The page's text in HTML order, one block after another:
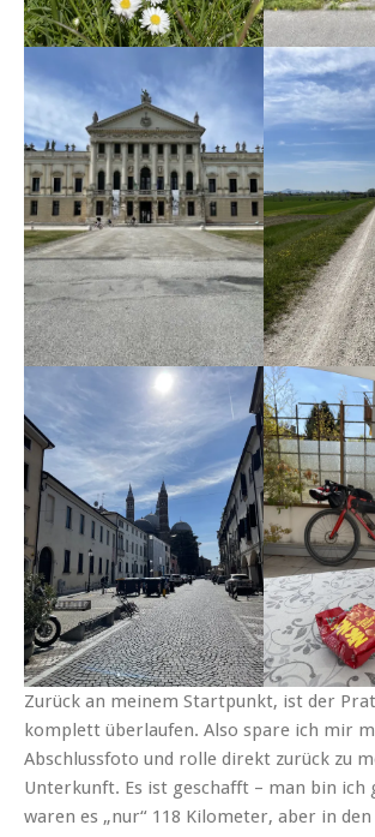
Zurück an meinem Startpunkt, ist der
komplett überlaufen. Also spare ich mir
Abschlussfoto und rolle direkt zurück zu
Unterkunft. Es ist geschafft – man bin ich
waren es „nur“ 118 Kilometer, aber in